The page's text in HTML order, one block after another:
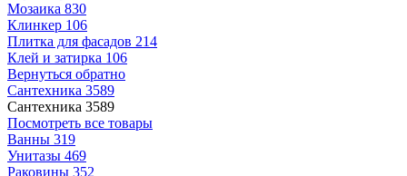
Мозаика 830
Клинкер 106
Плитка для фасадов 214
Клей и затирка 106
Вернуться обратно
Сантехника 3589
Сантехника 3589
Посмотреть все товары
Ванны 319
Унитазы 469
Раковины 352